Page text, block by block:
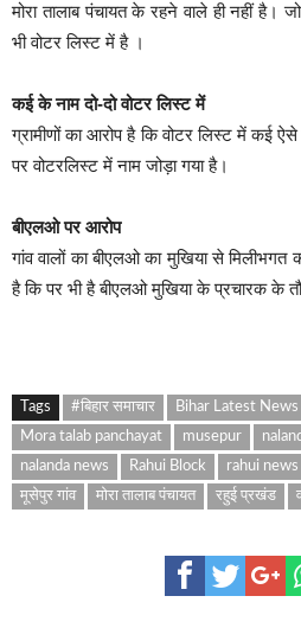
मोरा तालाब पंचायत के रहने वाले ही नहीं है।
भी वोटर लिस्ट में है ।
कई के नाम दो-दो वोटर लिस्ट में
ग्रामीणों का आरोप है कि वोटर लिस्ट में कई ऐसे
पर वोटरलिस्ट में नाम जोड़ा गया है।
बीएलओ पर आरोप
गांव वालों का बीएलओ का मुखिया से मिलीभगत
है कि पर भी है बीएलओ मुखिया के प्रचारक के
Tags #बिहार समाचार Bihar Latest News
Mora talab panchayat
musepur
nalanda news
Rahui Block rahui news
मूसेपुर गांव
मोरा तालाब पंचायत रहुई प्रखंड